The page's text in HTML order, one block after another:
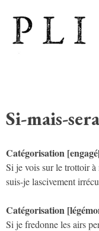
Si-mais-
Catégorisation
Si je vois sur le trottoir
suis-je lascivement
Catégorisation
Si je fredonne les airs